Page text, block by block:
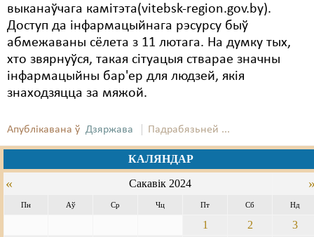
выканаўчага камітэта(vitebsk-region.gov.by).
Доступ да інфармацыйнага рэсурсу быў
абмежаваны сёлета з 11 лютага. На думку тых,
хто звярнуўся, такая сітуацыя стварае значны
інфармацыйны бар'ер для людзей, якія
знаходзяцца за мяжой.
Апублікавана ў Дзяржава Падрабязьней ...
КАЛЯНДАР
« Сакавік 2024
Пн Аў Ср Чц Пт Сб Нд
1 2
3